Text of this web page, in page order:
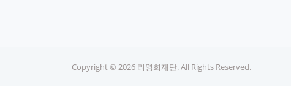
Copyright © 2026 리영희재단. All Rights Reserved.